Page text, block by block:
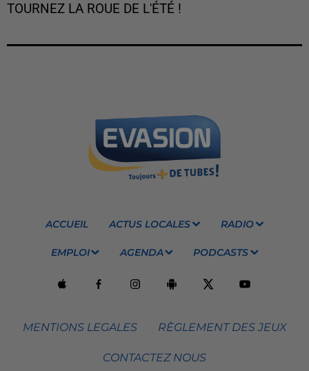
TOURNEZ LA ROUE DE L'ÉTÉ !
ACCUEIL ACTUS LOCALES RADIO
EMPLOI AGENDA PODCASTS
MENTIONS LEGALES RÈGLEMENT DES JEUX
CONTACTEZ NOUS